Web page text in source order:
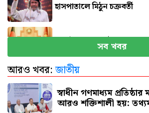
হাসপাতালে মিঠুন চক্রবর্তী
সেপ্টেম্বরে যুক্তরাষ্ট্র যাচ্ছেন
পিএসসিতে একসঙ্গে ৪ নতুন
সব খবর
আরও খবর:জাতীয়
স্বাধীন গণমাধ্যম
আরও শক্তিশালী হয়: